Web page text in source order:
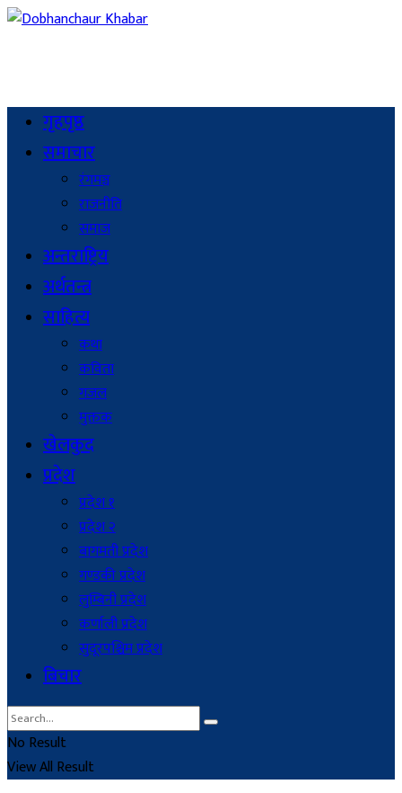
गृहपृष्ठ
समाचार
रंगमञ्च
राजनीति
समाज
अन्तराष्ट्रिय
अर्थतन्त्र
साहित्य
कथा
कविता
गजल
मुक्तक
खेलकुद
प्रदेश
प्रदेश १
प्रदेश २
बागमती प्रदेश
गण्डकी प्रदेश
लुम्बिनी प्रदेश
कर्णाली प्रदेश
सुदूरपश्चिम प्रदेश
बिचार
No Result
View All Result